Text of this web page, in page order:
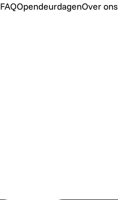
FAQOpendeurdagenOver ons